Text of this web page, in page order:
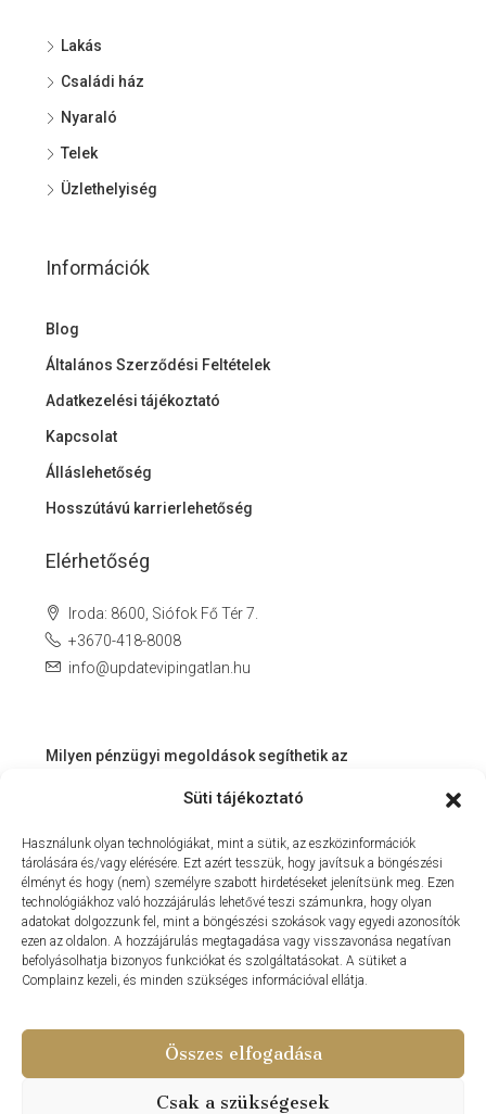
Süti tájékoztató
Használunk olyan technológiákat, mint a sütik, az eszközinformációk
tárolására és/vagy elérésére. Ezt azért tesszük, hogy javítsuk a böngészési
élményt és hogy (nem) személyre szabott hirdetéseket jelenítsünk meg. Ezen
technológiákhoz való hozzájárulás lehetővé teszi számunkra, hogy olyan
adatokat dolgozzunk fel, mint a böngészési szokások vagy egyedi azonosítók
ezen az oldalon. A hozzájárulás megtagadása vagy visszavonása negatívan
befolyásolhatja bizonyos funkciókat és szolgáltatásokat. A sütiket a
Complainz kezeli, és minden szükséges információval ellátja.
Összes elfogadása
Csak a szükségesek
Lakás
Családi ház
Nyaraló
Telek
Üzlethelyiség
Információk
Blog
Általános Szerződési Feltételek
Adatkezelési tájékoztató
Kapcsolat
Álláslehetőség
Hosszútávú karrierlehetőség
Elérhetőség
Iroda: 8600, Siófok Fő Tér 7.
+3670-418-8008
info@updatevipingatlan.hu
Milyen pénzügyi megoldások segíthetik az
szolgáltatás a Balaton környékén
MIT KÍNÁLHAT SZÁMUNKRA EGY INGATLANIRODA VEVŐI
ÉS ELADÓI NÉZŐPONTBÓL?
MILYEN KÖLTSÉGEKKEL KELL SZÁMOLNUNK
INGATLANVÁSÁRLÁS SORÁN?